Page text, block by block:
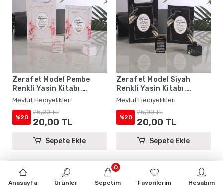
Zerafet Model Pembe
Renkli Yasin Kitabı,
Lokum Kutusu, Magnet ve
Karton Çanta - Mevlüt
Hediyelikleri
Mevlüt Hediyelikleri
%20
25,00 TL
20,00 TL
Sepete Ekle
Zerafet Model Siyah
Renkli Yasin Kitabı,
Lokum Kutusu, Magnet ve
Karton Çanta - Mevlüt
Hediyelikleri
Mevlüt Hediyelikleri
%20
25,00 TL
20,00 TL
Sepete Ekle
Anasayfa Ürünler Sepetim
0
Favorilerim Hesabım